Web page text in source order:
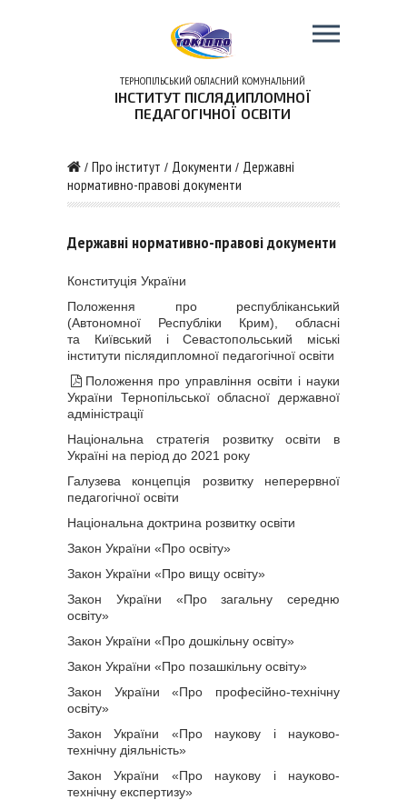
ТЕРНОПІЛЬСЬКИЙ ОБЛАСНИЙ КОМУНАЛЬНИЙ
ІНСТИТУТ ПІСЛЯДИПЛОМНОЇ
ПЕДАГОГІЧНОЇ ОСВІТИ
/ Про інститут / Документи / Державні
нормативно-правові документи
Державні нормативно-правові документи
Конституція України
Положення про республіканський
(Автономної Республіки Крим), обласні
та Київський і Севастопольський міські
інститути післядипломної педагогічної освіти
Положення про управління освіти і науки
України Тернопільської обласної державної
адміністрації
Національна стратегія розвитку освіти в
Україні на період до 2021 року
Галузева концепція розвитку неперервної
педагогічної освіти
Національна доктрина розвитку освіти
Закон України «Про освіту»
Закон України «Про вищу освіту»
Закон України «Про загальну середню
освіту»
Закон України «Про дошкільну освіту»
Закон України «Про позашкільну освіту»
Закон України «Про професійно-технічну
освіту»
Закон України «Про наукову і науково-
технічну діяльність»
Закон України «Про наукову і науково-
технічну експертизу»